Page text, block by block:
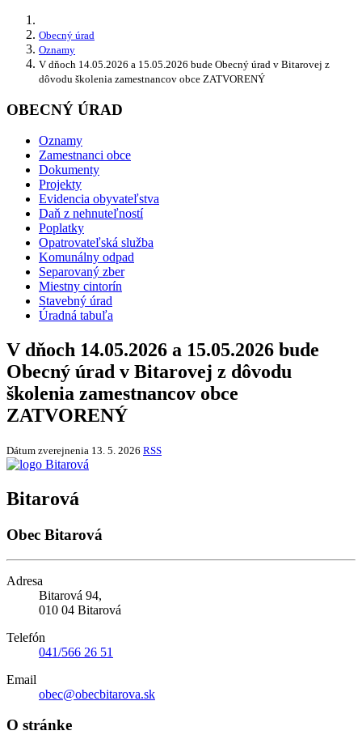
Obecný úrad
Oznamy
V dňoch 14.05.2026 a 15.05.2026 bude Obecný úrad v Bitarovej z
dôvodu školenia zamestnancov obce ZATVORENÝ
OBECNÝ ÚRAD
Oznamy
Zamestnanci obce
Dokumenty
Projekty
Evidencia obyvateľstva
Daň z nehnuteľností
Poplatky
Opatrovateľská služba
Komunálny odpad
Separovaný zber
Miestny cintorín
Stavebný úrad
Úradná tabuľa
V dňoch 14.05.2026 a 15.05.2026 bude
Obecný úrad v Bitarovej z dôvodu
školenia zamestnancov obce
ZATVORENÝ
Dátum zverejnenia 13. 5. 2026 RSS
Bitarová
Obec Bitarová
Adresa
Bitarová 94,
010 04 Bitarová
Telefón
041/566 26 51
Email
obec@obecbitarova.sk
O stránke